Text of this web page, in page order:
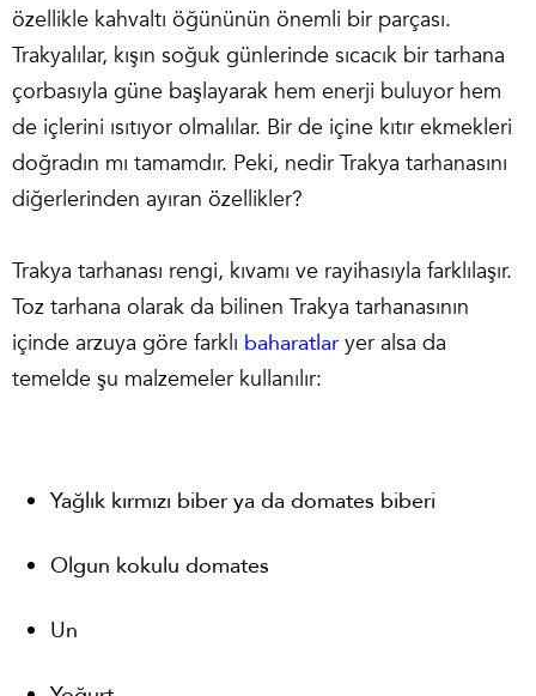
özellikle kahvaltı öğününün önemli bir parçası.
Trakyalılar, kışın soğuk günlerinde sıcacık bir tarhana
çorbasıyla güne başlayarak hem enerji buluyor hem
de içlerini ısıtıyor olmalılar. Bir de içine kıtır ekmekleri
doğradın mı tamamdır. Peki, nedir Trakya tarhanasını
diğerlerinden ayıran özellikler?
Trakya tarhanası rengi, kıvamı ve rayihasıyla farklılaşır.
Toz tarhana olarak da bilinen Trakya tarhanasının
içinde arzuya göre farklı baharatlar yer alsa da
temelde şu malzemeler kullanılır:
Yağlık kırmızı biber ya da domates biberi
Olgun kokulu domates
Un